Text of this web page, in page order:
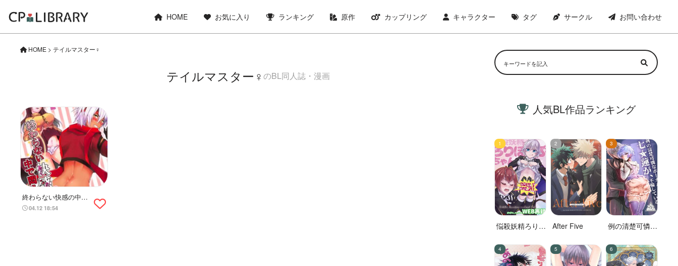
HOME お気に入り ランキング 原作 カップリング キャラクター タグ サークル お問い合わせ
HOME > テイルマスター♀
テイルマスター♀ のBL同人誌・漫画
終わらない快感の中で
悶えて
04.12 18:54
人気BL作品ランキング
悩殺妖精ろりぽ
After Five
例の清楚可憐な
蓮が、不倫して
いる。